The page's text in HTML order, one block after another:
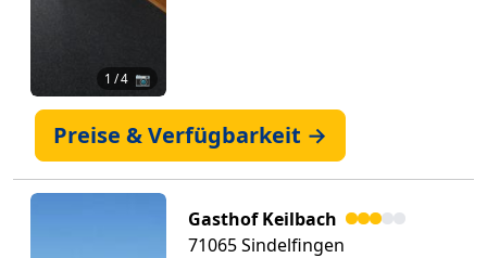
1 / 4 📷
Preise & Verfügbarkeit →
Gasthof Keilbach
71065 Sindelfingen